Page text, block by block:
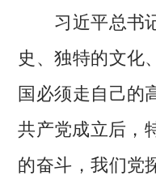
习近平总书记
史、独特的文化
国必须走自己的
共产党成立后，
的奋斗，我们党